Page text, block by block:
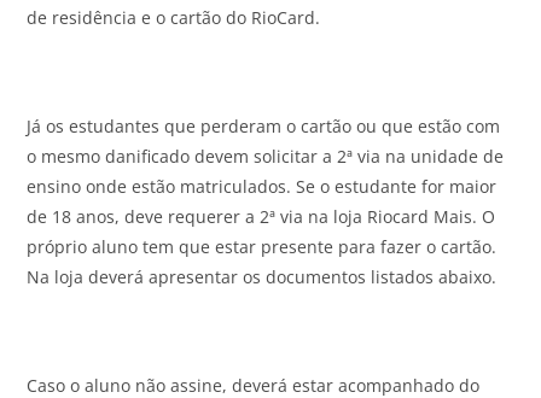
de residência e o cartão do RioCard.
Já os estudantes que perderam o cartão ou que estão com
o mesmo danificado devem solicitar a 2ª via na unidade de
ensino onde estão matriculados. Se o estudante for maior
de 18 anos, deve requerer a 2ª via na loja Riocard Mais. O
próprio aluno tem que estar presente para fazer o cartão.
Na loja deverá apresentar os documentos listados abaixo.
Caso o aluno não assine, deverá estar acompanhado do